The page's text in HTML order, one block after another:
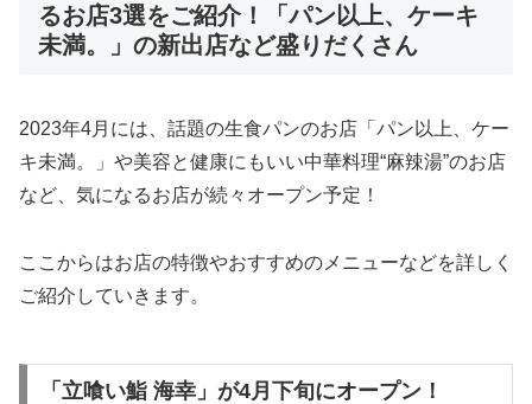
るお店3選をご紹介！「パン以上、ケーキ
未満。」の新出店など盛りだくさん
2023年4月には、話題の生食パンのお店「パン以上、ケー
キ未満。」や美容と健康にもいい中華料理“麻辣湯”のお店
など、気になるお店が続々オープン予定！
ここからはお店の特徴やおすすめのメニューなどを詳しく
ご紹介していきます。
「立喰い鮨 海幸」が4月下旬にオープン！